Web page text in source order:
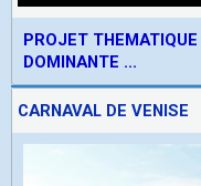
PROJET
DOMINANTE ...
CARNAVAL DE VENISE